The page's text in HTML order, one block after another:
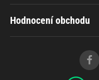
Hodnocení obchodu